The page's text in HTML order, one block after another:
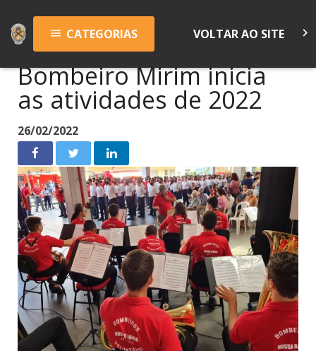
menu CATEGORIAS VOLTAR AO SITE keyboard_arrow_right
Bombeiro Mirim inicia
as atividades de 2022
26/02/2022